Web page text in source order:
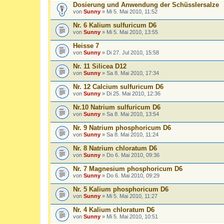
Dosierung und Anwendung der Schüsslersalze
von Sunny » Mi 5. Mai 2010, 11:52
Nr. 6 Kalium sulfuricum D6
von Sunny » Mi 5. Mai 2010, 13:55
Heisse 7
von Sunny » Di 27. Jul 2010, 15:58
Nr. 11 Silicea D12
von Sunny » Sa 8. Mai 2010, 17:34
Nr. 12 Calcium sulfuricum D6
von Sunny » Di 25. Mai 2010, 12:36
Nr.10 Natrium sulfuricum D6
von Sunny » Sa 8. Mai 2010, 13:54
Nr. 9 Natrium phosphoricum D6
von Sunny » Sa 8. Mai 2010, 11:24
Nr. 8 Natrium chloratum D6
von Sunny » Do 6. Mai 2010, 09:36
Nr. 7 Magnesium phosphoricum D6
von Sunny » Do 6. Mai 2010, 09:29
Nr. 5 Kalium phosphoricum D6
von Sunny » Mi 5. Mai 2010, 11:27
Nr. 4 Kalium chloratum D6
von Sunny » Mi 5. Mai 2010, 10:51